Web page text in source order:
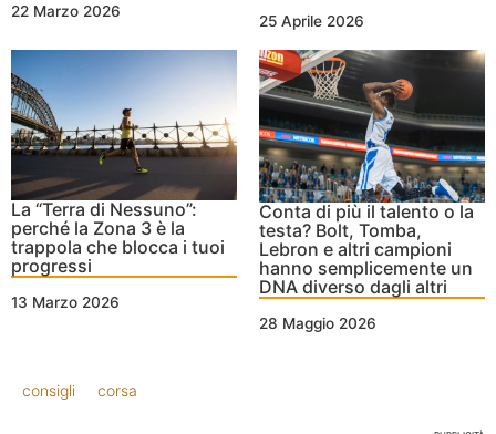
22 Marzo 2026
25 Aprile 2026
La “Terra di Nessuno”:
perché la Zona 3 è la
trappola che blocca i tuoi
progressi
13 Marzo 2026
Conta di più il talento o la
testa? Bolt, Tomba,
Lebron e altri campioni
hanno semplicemente un
DNA diverso dagli altri
28 Maggio 2026
consigli corsa